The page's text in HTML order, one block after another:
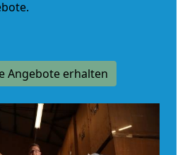
Angebote erhalten